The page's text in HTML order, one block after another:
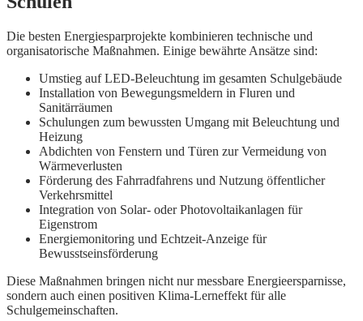
Die besten Energiesparprojekte kombinieren technische und
organisatorische Maßnahmen. Einige bewährte Ansätze sind:
Umstieg auf LED-Beleuchtung im gesamten Schulgebäude
Installation von Bewegungsmeldern in Fluren und
Sanitärräumen
Schulungen zum bewussten Umgang mit Beleuchtung und
Heizung
Abdichten von Fenstern und Türen zur Vermeidung von
Wärmeverlusten
Förderung des Fahrradfahrens und Nutzung öffentlicher
Verkehrsmittel
Integration von Solar- oder Photovoltaikanlagen für
Eigenstrom
Energiemonitoring und Echtzeit-Anzeige für
Bewusstseinsförderung
Diese Maßnahmen bringen nicht nur messbare Energieersparnisse,
sondern auch einen positiven Klima-Lerneffekt für alle
Schulgemeinschaften.